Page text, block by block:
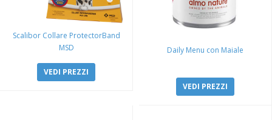
Scalibor Collare ProtectorBand
MSD
VEDI PREZZI
Daily Menu con Maiale
VEDI PREZZI